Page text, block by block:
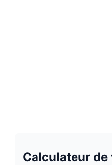
Calculateur de